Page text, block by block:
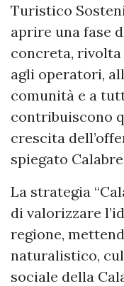
Turistico
aprire una fase
concreta,
agli operatori,
comunità e a
contribuiscono
crescita
spiegato
La strategia
di valorizzare
regione,
naturalistico,
sociale della